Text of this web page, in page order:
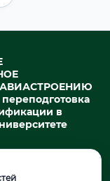
в
активная ссылка